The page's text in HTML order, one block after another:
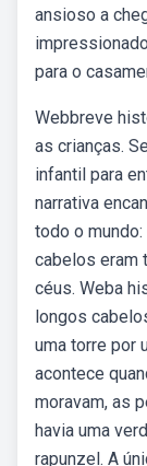
ansioso a
para o
Webbreve
as crianças.
infantil para
narrativa
todo o
cabelos eram
céus. Weba
longos
uma torre por
acontece
moravam, as
havia uma
rapunzel. A